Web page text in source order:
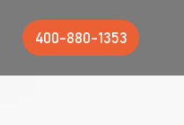
400-880-1353